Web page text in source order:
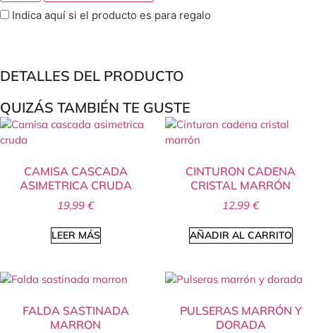
Indica aquí si el producto es para regalo
DETALLES DEL PRODUCTO
QUIZÁS TAMBIÉN TE GUSTE
CAMISA CASCADA
ASIMETRICA CRUDA
19,99 €
LEER MÁS
CINTURON CADENA
CRISTAL MARRÓN
12,99 €
AÑADIR AL CARRITO
FALDA SASTINADA
MARRON
PULSERAS MARRÓN Y
DORADA